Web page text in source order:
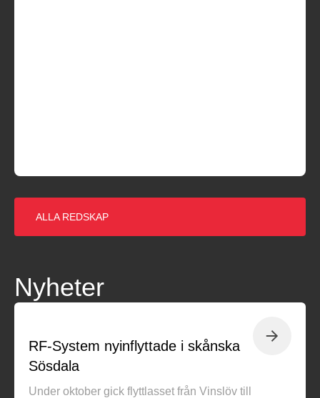
ALLA REDSKAP
Nyheter
RF-System nyinflyttade i skånska
Sösdala
Under oktober gick flyttlasset från Vinslöv till